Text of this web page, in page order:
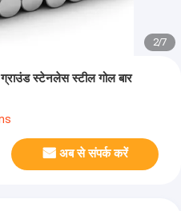
2/7
स्टेनलेस स्टील गोल बार
अब से संपर्क करें